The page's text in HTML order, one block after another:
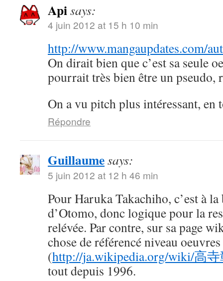
Apisays:
4 juin 2012 at 15 h 10 min
http://www.mangaupdates.com/
On dirait bien que c’est sa seule
pourrait très bien être un
On a vu pitch plus intéressant, en
Répondre
Guillaumesays:
5 juin 2012 at 12 h 46 min
Pour Haruka Takachiho, c’est à la
d’Otomo, donc logique pour la
relévée. Par contre, sur sa page
chose de référencé niveau oeuvres
(http://ja.wikipedia.org/wiki/高
tout depuis 1996.